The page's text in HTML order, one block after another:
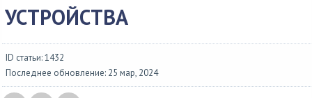
УСТРОЙСТВА
ID статьи: 1432
Последнее обновление: 25 мар, 2024